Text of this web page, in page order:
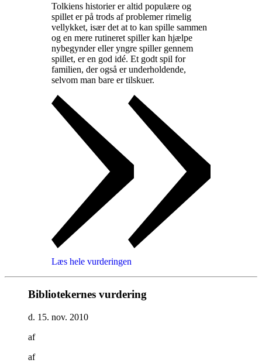
Tolkiens historier er altid populære og
spillet er på trods af problemer rimelig
vellykket, især det at to kan spille sammen
og en mere rutineret spiller kan hjælpe
nybegynder eller yngre spiller gennem
spillet, er en god idé. Et godt spil for
familien, der også er underholdende,
selvom man bare er tilskuer.
Læs hele vurderingen
Bibliotekernes vurdering
d. 15. nov. 2010
af
af